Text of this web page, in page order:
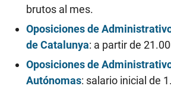
brutos al mes.
Oposiciones de
de Catalunya: a partir de
Oposiciones de
Autónomas: salario inicial de